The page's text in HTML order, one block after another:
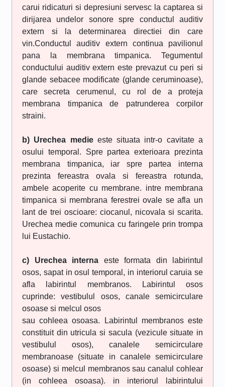
carui ridicaturi si depresiuni servesc la captarea si
dirijarea undelor sonore spre conductul auditiv
extern si la determinarea directiei din care
vin.Conductul auditiv extern continua pavilionul
pana la membrana timpanica. Tegumentul
conductului auditiv extern este prevazut cu peri si
glande sebacee modificate (glande ceruminoase),
care secreta cerumenul, cu rol de a proteja
membrana timpanica de patrunderea corpilor
straini.
b) Urechea medie este situata intr-o cavitate a
osului temporal. Spre partea exterioara prezinta
membrana timpanica, iar spre partea interna
prezinta fereastra ovala si fereastra rotunda,
ambele acoperite cu membrane. intre membrana
timpanica si membrana ferestrei ovale se afla un
lant de trei oscioare: ciocanul, nicovala si scarita.
Urechea medie comunica cu faringele prin trompa
lui Eustachio.
c) Urechea interna este formata din labirintul
osos, sapat in osul temporal, in interiorul caruia se
afla labirintul membranos. Labirintul osos
cuprinde: vestibulul osos, canale semicirculare
osoase si melcul osos
sau cohleea osoasa. Labirintul membranos este
constituit din utricula si sacula (vezicule situate in
vestibulul osos), canalele semicirculare
membranoase (situate in canalele semicirculare
osoase) si melcul membranos sau canalul cohlear
(in cohleea osoasa). in interiorul labirintului